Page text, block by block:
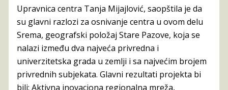
Upravnica centra Tanja Mijajlović, saopštila je da
su glavni razlozi za osnivanje centra u ovom delu
Srema, geografski položaj Stare Pazove, koja se
nalazi između dva najveća privredna i
univerzitetska grada u zemlji i sa najvećim brojem
privrednih subjekata. Glavni rezultati projekta bi
bili: Aktivna inovaciona regionalna mreža,